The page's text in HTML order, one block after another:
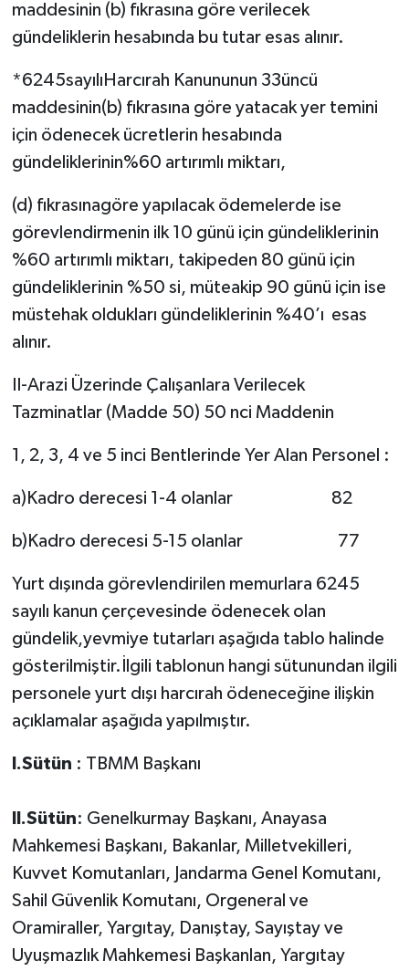
maddesinin (b) fıkrasına göre verilecek
gündeliklerin hesabında bu tutar esas alınır.
*6245sayılıHarcırah Kanununun 33üncü
maddesinin(b) fıkrasına göre yatacak yer temini
için ödenecek ücretlerin hesabında
gündeliklerinin%60 artırımlı miktarı,
(d) fıkrasınagöre yapılacak ödemelerde ise
görevlendirmenin ilk 10 günü için gündeliklerinin
%60 artırımlı miktarı, takipeden 80 günü için
gündeliklerinin %50 si, müteakip 90 günü için ise
müstehak oldukları gündeliklerinin %40’ı esas
alınır.
II-Arazi Üzerinde Çalışanlara Verilecek
Tazminatlar (Madde 50) 50 nci Maddenin
1, 2, 3, 4 ve 5 inci Bentlerinde Yer Alan Personel :
a)Kadro derecesi 1-4 olanlar 82
b)Kadro derecesi 5-15 olanlar 77
Yurt dışında görevlendirilen memurlara 6245
sayılı kanun çerçevesinde ödenecek olan
gündelik,yevmiye tutarları aşağıda tablo halinde
gösterilmiştir.İlgili tablonun hangi sütunundan ilgili
personele yurt dışı harcırah ödeneceğine ilişkin
açıklamalar aşağıda yapılmıştır.
I.Sütün : TBMM Başkanı
II.Sütün: Genelkurmay Başkanı, Anayasa
Mahkemesi Başkanı, Bakanlar, Milletvekilleri,
Kuvvet Komutanları, Jandarma Genel Komutanı,
Sahil Güvenlik Komutanı, Orgeneral ve
Oramiraller, Yargıtay, Danıştay, Sayıştay ve
Uyuşmazlık Mahkemesi Başkanlan, Yargıtay